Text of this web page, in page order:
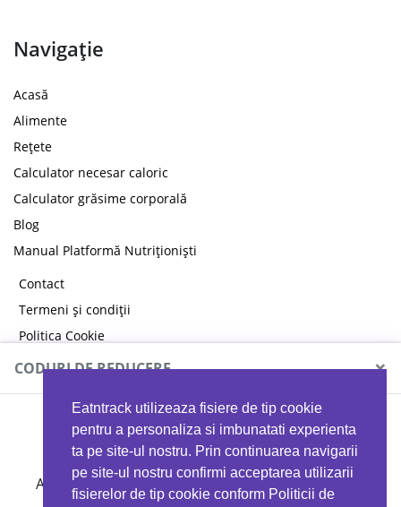
Eatntrack utilizeaza fisiere de tip cookie
pentru a personaliza si imbunatati experienta
ta pe site-ul nostru. Prin continuarea navigarii
pe site-ul nostru confirmi acceptarea utilizarii
fisierelor de tip cookie conform Politicii de
Navigație
Acasă
Alimente
Rețete
Calculator necesar caloric
Calculator grăsime corporală
Blog
Manual Platformă Nutriționiști
Contact
Termeni și condiții
Politica Cookie
Politica de confidențialitate
CODURI DE REDUCERE ×
MYPROTEIN
Ai 40%reducere la orice comandă folosind codul